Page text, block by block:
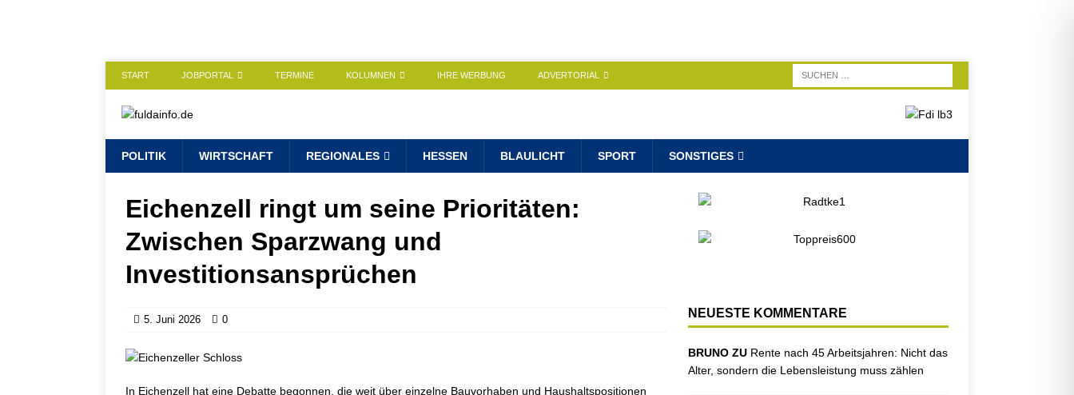
START JOBPORTAL TERMINE KOLUMNEN IHRE WERBUNG ADVERTORIAL
POLITIK WIRTSCHAFT REGIONALES HESSEN BLAULICHT SPORT SONSTIGES
Eichenzell ringt um seine Prioritäten:
Zwischen Sparzwang und
Investitionsansprüchen
5. Juni 2026 0
In Eichenzell hat eine Debatte begonnen, die weit über einzelne Bauvorhaben und Haushaltspositionen
NEUESTE KOMMENTARE
BRUNO ZU Rente nach 45 Arbeitsjahren: Nicht das
Alter, sondern die Lebensleistung muss zählen